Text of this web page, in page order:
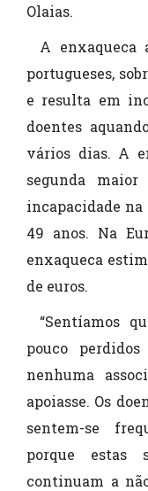
Olaias.
A enxaqueca
portugueses,
e resulta em
doentes
vários dias. A
segunda
incapacidade na
49 anos. Na
enxaqueca
de euros.
“Sentíamos
pouco
nenhuma
apoiasse. Os
sentem-se
porque estas
continuam a